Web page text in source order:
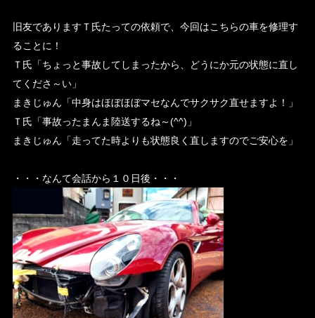
旧友でありますＴ氏たっての依頼で、今回はこちらの車を修理す
ることに！
Ｔ氏「ちょっと事故してしまったから、どうにか元の状態に直し
てくださ～い」
まきじゅん「中身はほぼほぼマセなんでサクサク直せますよ！」
Ｔ氏「事故ったまんま陸送するね～(^^)」
まきじゅん「走ってた時よりも状態良く直しますのでご安心を」
・・・なんて会話から１０日後・・・